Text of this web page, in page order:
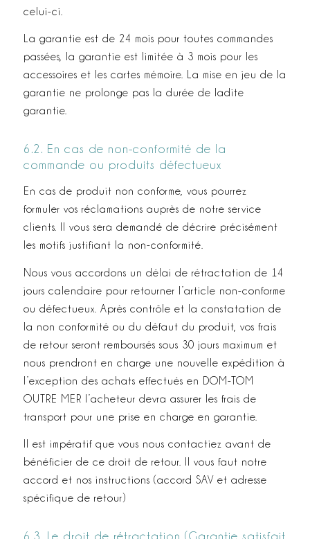
celui­-ci.
La garantie est de 24 mois pour toutes commandes
passées, la garantie est limitée à 3 mois pour les
accessoires et les cartes mémoire. La mise en jeu de la
garantie ne prolonge pas la durée de ladite
garantie.
6.2. En cas de non­-conformité de la
commande ou produits défectueux
En cas de produit non conforme, vous pourrez
formuler vos réclamations auprès de notre service
clients. Il vous sera demandé de décrire précisément
les motifs justifiant la non-conformité.
Nous vous accordons un délai de rétractation de 14
jours calendaire pour retourner l’article non-­conforme
ou défectueux. Après contrôle et la constatation de
la non conformité ou du défaut du produit, vos frais
de retour seront remboursés sous 30 jours maximum et
nous prendront en charge une nouvelle expédition à
l’exception des achats effectués en DOM-TOM
OUTRE MER l’acheteur devra assurer les frais de
transport pour une prise en charge en garantie.
Il est impératif que vous nous contactiez avant de
bénéficier de ce droit de retour. Il vous faut notre
accord et nos instructions (accord SAV et adresse
spécifique de retour)
6.3. Le droit de rétractation (Garantie satisfait